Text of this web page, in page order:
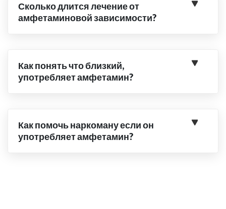
Сколько длится лечение от
амфетаминовой зависимости?
Как понять что близкий,
употребляет амфетамин?
Как помочь наркоману если он
употребляет амфетамин?